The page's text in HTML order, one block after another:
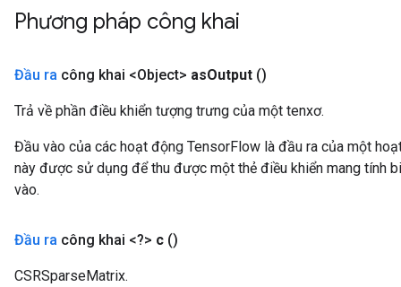
Phương pháp công khai
Đầu ra công khai <Object> asOutput ()
Trả về phần điều khiển tượng trưng của một tenxơ.
Đầu vào của các hoạt động TensorFlow là đầu ra của một
này được sử dụng để thu được một thẻ điều khiển mang tính
vào.
Đầu ra công khai <?> c ()
CSRSparseMatrix.